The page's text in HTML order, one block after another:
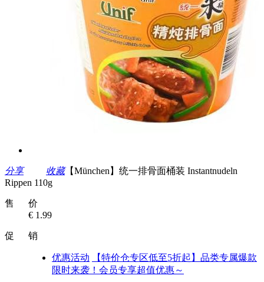
分享 收藏【München】统一排骨面桶装 Instantnudeln
Rippen 110g
售 价
€ 1.99
促 销
优惠活动
【特价仓专区低至5折起】品类专属爆款
限时来袭！会员专享超值优惠～